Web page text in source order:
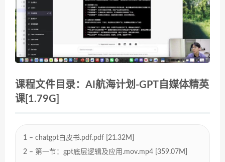
课程文件目录：AI航海计划-GPT自媒体精英
课[1.79G]
1 – chatgpt白皮书.pdf.pdf [21.32M]
2 – 第一节：gpt底层逻辑及应用.mov.mp4 [359.07M]